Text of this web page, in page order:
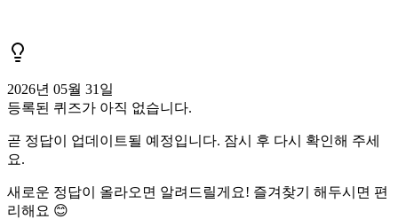
2026년 05월 31일
등록된 퀴즈가 아직 없습니다.
곧 정답이 업데이트될 예정입니다. 잠시 후 다시 확인해 주세
요.
새로운 정답이 올라오면 알려드릴게요! 즐겨찾기 해두시면 편
리해요 😊